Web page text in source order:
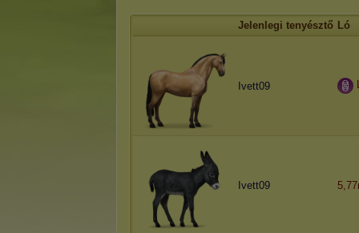
Jelenlegi tenyésztő Ló
Ivett09
Ivett09